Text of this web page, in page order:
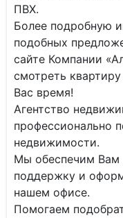
ПВХ.
Более подробную
подобных
сайте Компании
смотреть
Вас время!
Агентство
профессионально
недвижимости.
Мы обеспечим
поддержку и
нашем офисе.
Помогаем